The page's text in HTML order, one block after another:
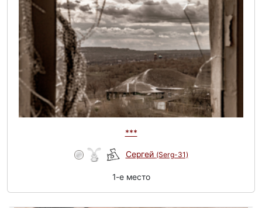
***
Сергей (Serg-31)
1-e место